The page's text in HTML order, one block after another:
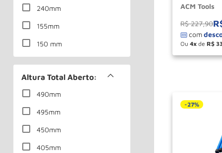
240mm
155mm
150 mm
245mm
180 mm
150mm
Ver mais 33
Altura Total Aberto:
490mm
495mm
450mm
405mm
ACM Tools
R$ 227,90
Ou 4 de R$
－
-27%